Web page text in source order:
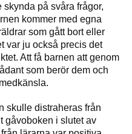
skynda på svåra frågor,
kommer med egna
som gått bort eller
var ju också precis det
Att få barnen att genom
som berör dem och
skulle distraheras från
gåvoboken i slutet av